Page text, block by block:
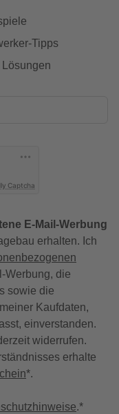
Tipps
Captcha
E-Mail-Werbung
erhalten. Ich
Werbung, die
sowie die
Kaufdaten,
einverstanden.
widerrufen.
erhalte
*.
.